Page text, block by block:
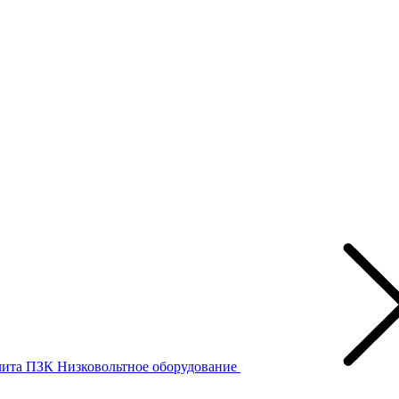
ПЗК Низковольтное оборудование